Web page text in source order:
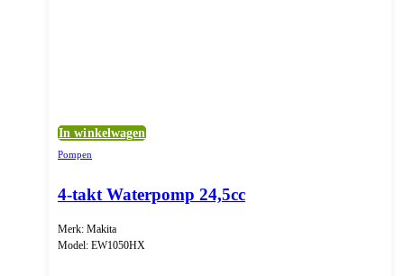
In winkelwagen
Pompen
4-takt Waterpomp 24,5cc
Merk: Makita
Model: EW1050HX